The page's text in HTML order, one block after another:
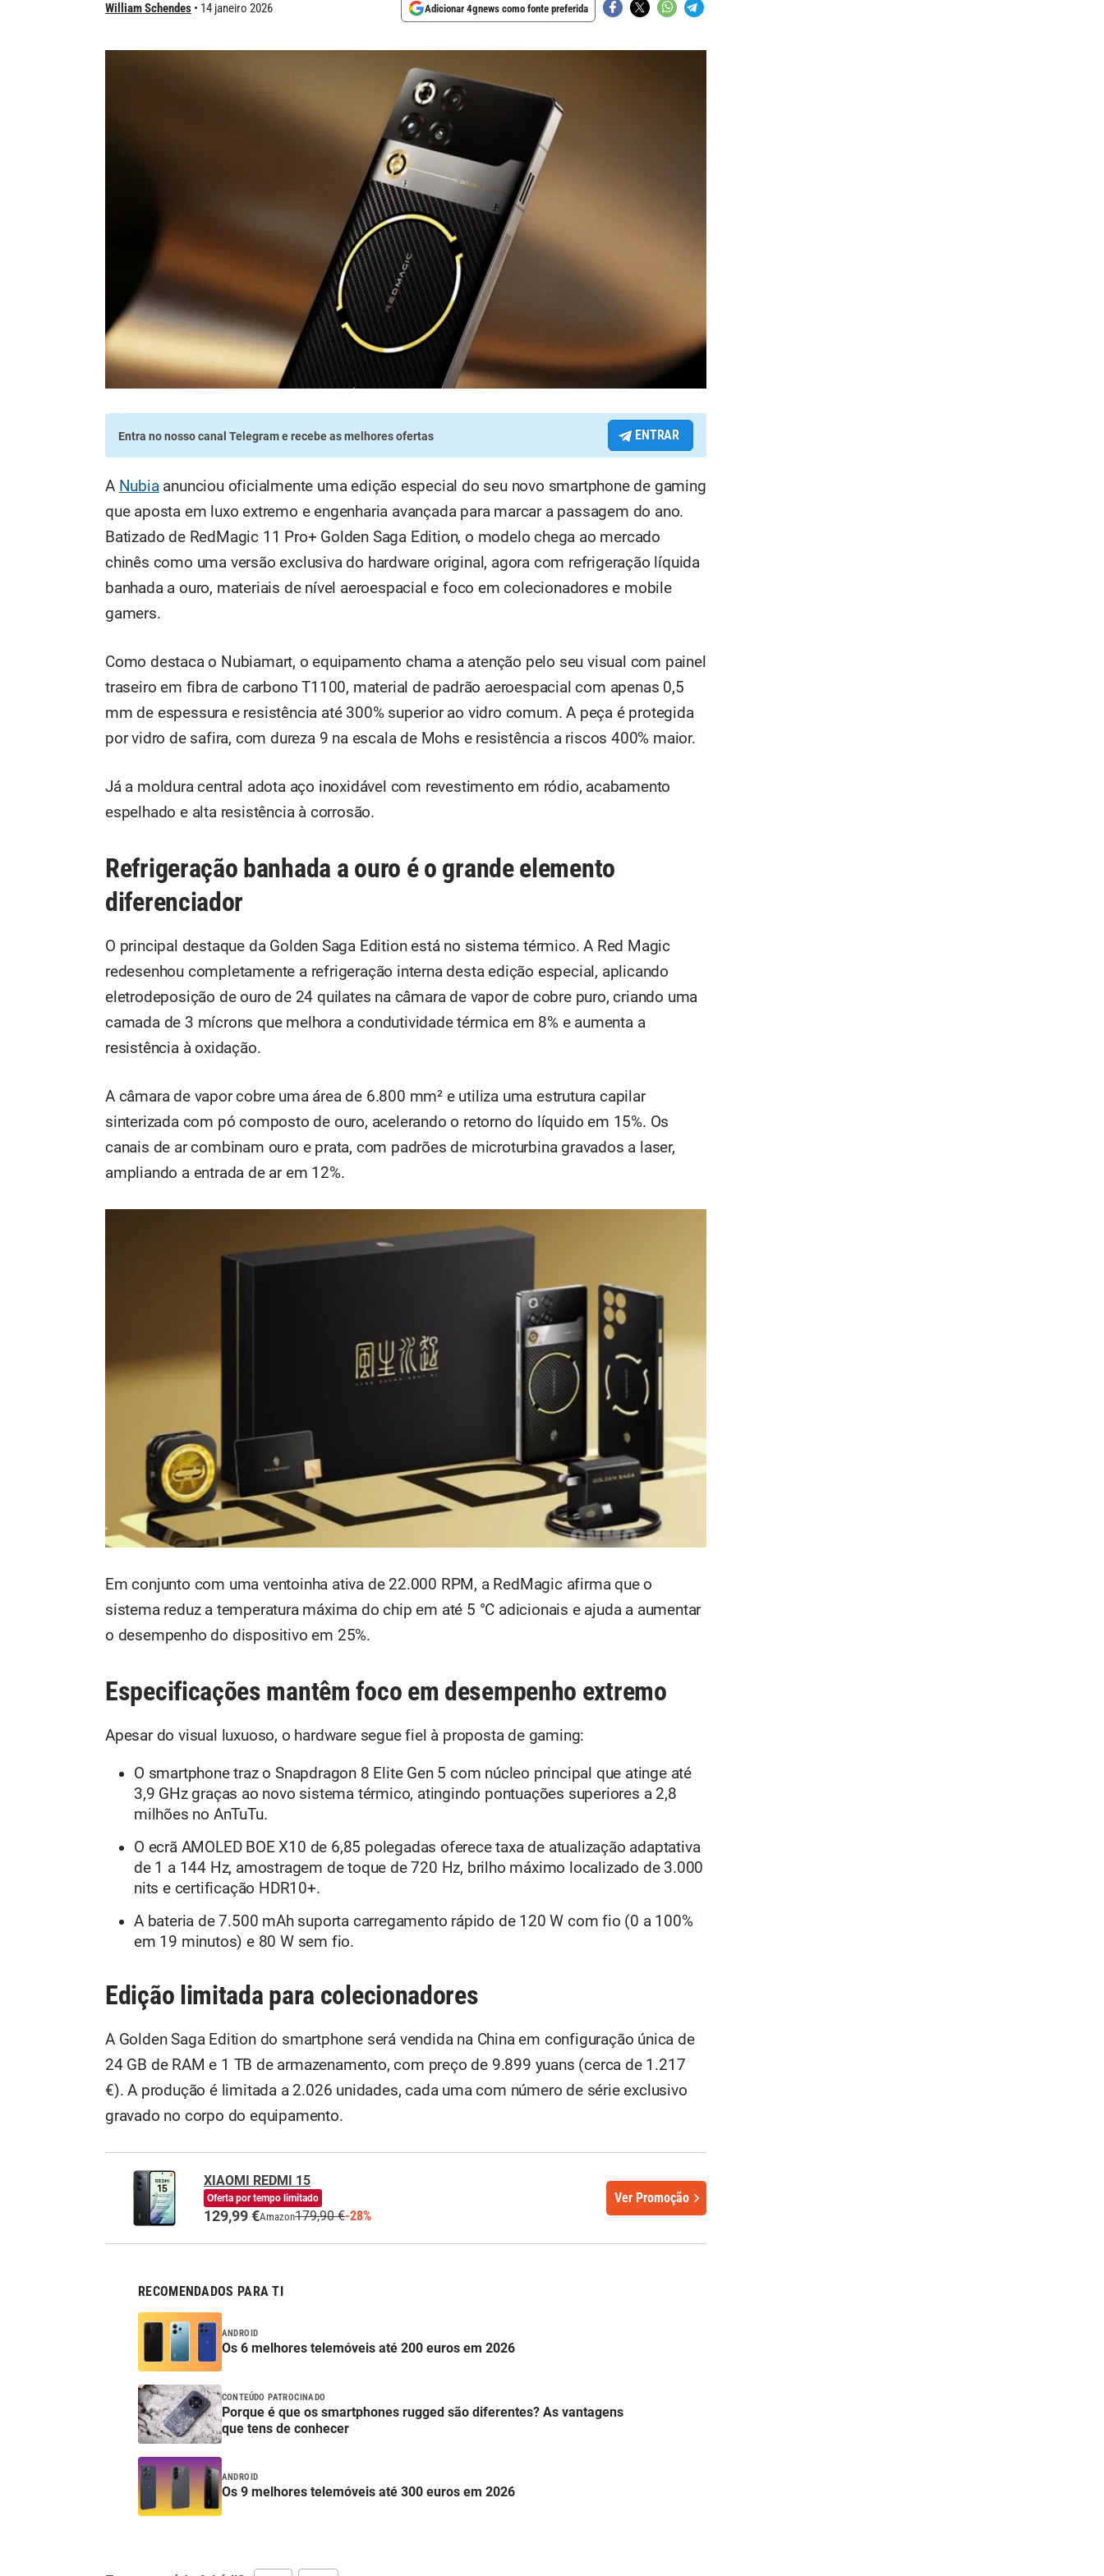
William Schendes 14 janeiro 2026 Adicionar 4gnews como fonte preferida
Entra no nosso canal Telegrame recebe as melhores ofertas ENTRAR
A Nubiaanunciou oficialmente uma edição especial do seu novo smartphone de gaming
que aposta em luxo extremo e engenharia avançada para marcar a passagem do ano.
Batizado de RedMagic 11 Pro+ Golden Saga Edition, o modelo chega ao mercado
chinês como uma versão exclusiva do hardware original, agora com refrigeração líquida
banhada a ouro, materiais de nível aeroespacial e foco em colecionadores e mobile
gamers.
Como destaca o Nubiamart, o equipamento chama a atenção pelo seu visual com painel
traseiro em fibra de carbono T1100, material de padrão aeroespacial com apenas 0,5
mm de espessura e resistência até 300% superior ao vidro comum. A peça é protegida
por vidro de safira, com dureza 9 na escala de Mohs e resistência a riscos 400% maior.
Já a moldura central adota aço inoxidável com revestimento em ródio, acabamento
espelhado e alta resistência à corrosão.
Refrigeração banhada a ouro é o grande elemento
diferenciador
O principal destaque da Golden Saga Edition está no sistema térmico. A Red Magic
redesenhou completamente a refrigeração interna desta edição especial, aplicando
eletrodeposição de ouro de 24 quilates na câmara de vapor de cobre puro, criando uma
camada de 3 mícrons que melhora a condutividade térmica em 8% e aumenta a
resistência à oxidação.
A câmara de vapor cobre uma área de 6.800 mm² e utiliza uma estrutura capilar
sinterizada com pó composto de ouro, acelerando o retorno do líquido em 15%. Os
canais de ar combinam ouro e prata, com padrões de microturbina gravados a laser,
ampliando a entrada de ar em 12%.
Em conjunto com uma ventoinha ativa de 22.000 RPM, a RedMagic afirma que o
sistema reduz a temperatura máxima do chip em até 5 °C adicionais e ajuda a aumentar
o desempenho do dispositivo em 25%.
Especificações mantêm foco em desempenho extremo
Apesar do visual luxuoso, o hardware segue fiel à proposta de gaming:
O smartphone traz o Snapdragon 8 Elite Gen 5 com núcleo principal que atinge até
3,9 GHz graças ao novo sistema térmico, atingindo pontuações superiores a 2,8
milhões no AnTuTu.
O ecrã AMOLED BOE X10 de 6,85 polegadas oferece taxa de atualização adaptativa
de 1 a 144 Hz, amostragem de toque de 720 Hz, brilho máximo localizado de 3.000
nits e certificação HDR10+.
A bateria de 7.500 mAh suporta carregamento rápido de 120 W com fio (0 a 100%
em 19 minutos) e 80 W sem fio.
Edição limitada para colecionadores
A Golden Saga Edition do smartphone será vendida na China em configuração única de
24 GB de RAM e 1 TB de armazenamento, com preço de 9.899 yuans (cerca de 1.217
€). A produção é limitada a 2.026 unidades, cada uma com número de série exclusivo
gravado no corpo do equipamento.
XIAOMI REDMI 15
Oferta por tempo limitado
129,99 €Amazon179,90 €-28%
Ver Promoção
RECOMENDADOS PARA TI
ANDROID
Os 6 melhores telemóveis até 200 euros em 2026
CONTEÚDO PATROCINADO
Porque é que os smartphones rugged são diferentes? As vantagens
que tens de conhecer
ANDROID
Os 9 melhores telemóveis até 300 euros em 2026